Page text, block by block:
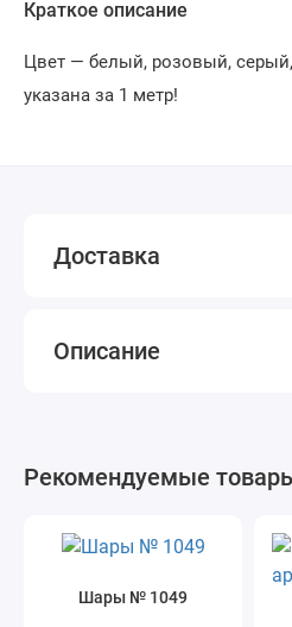
Краткое описание
Цвет — белый, розовый,
указана за 1 метр!
Доставка
Описание
Рекомендуемые
Шары № 1049